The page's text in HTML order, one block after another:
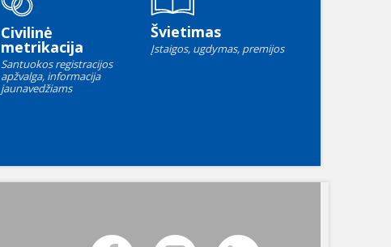
Civilinė
metrikacija
Santuokos registracijos
apžvalga, informacija
jaunavedžiams
Švietimas
Įstaigos, ugdymas, premijos